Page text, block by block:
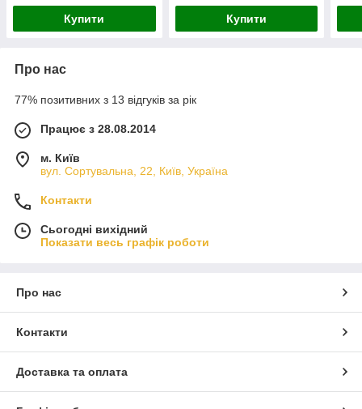
Купити Купити
Про нас
77% позитивних з 13 відгуків за рік
Працює з 28.08.2014
м. Київ
вул. Сортувальна, 22, Київ, Україна
Контакти
Сьогодні вихідний
Показати весь графік роботи
Про нас
Контакти
Доставка та оплата